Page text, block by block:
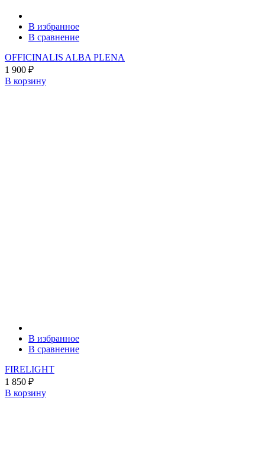
В избранное
В сравнение
OFFICINALIS ALBA PLENA
1 900 ₽
В корзину
В избранное
В сравнение
FIRELIGHT
1 850 ₽
В корзину